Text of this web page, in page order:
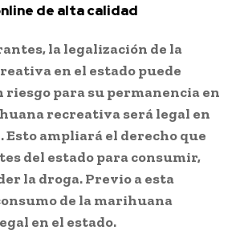
de alta calidad
la legalización de la
en el estado puede
para su permanencia en
recreativa será legal en
Esto ampliará el derecho que
del estado para consumir,
la droga. Previo a esta
de la marihuana
en el estado.